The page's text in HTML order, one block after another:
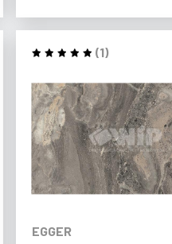
(1)
EGGER